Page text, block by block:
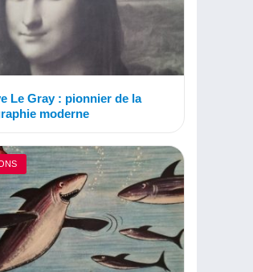
Le Gray : pionnier de la
moderne